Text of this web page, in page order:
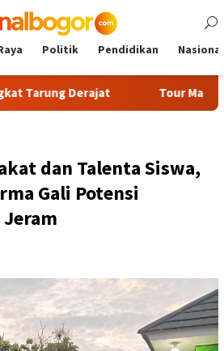
Politik Pendidikan Nasional
Derajat Tour Malasari Jadi
dan Talenta Siswa,
Gali Potensi